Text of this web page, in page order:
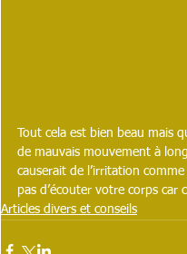
Tout cela est bien beau mais
de mauvais mouvement à
causerait de l’irritation
pas d’écouter votre corps car
Articles divers et conseils